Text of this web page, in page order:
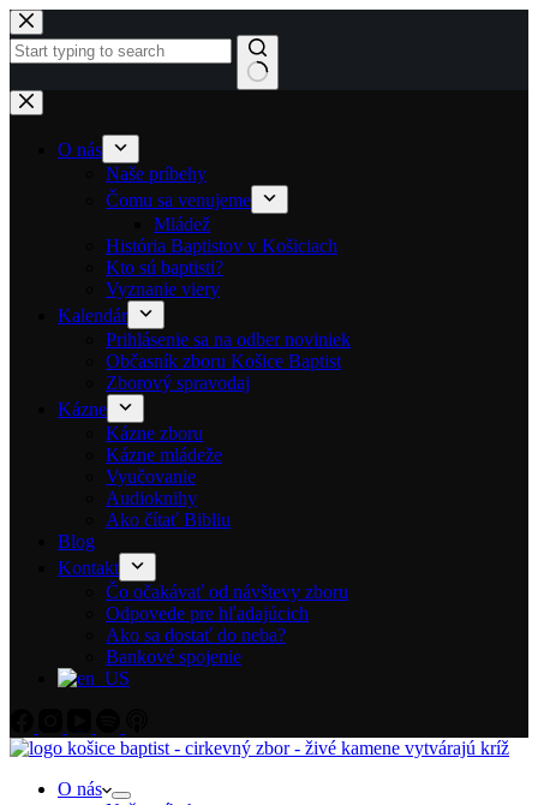
Skip to content
No results
O nás
Naše príbehy
Čomu sa venujeme
Mládež
História Baptistov v Košiciach
Kto sú baptisti?
Vyznanie viery
Kalendár
Prihlásenie sa na odber noviniek
Občasník zboru Košice Baptist
Zborový spravodaj
Kázne
Kázne zboru
Kázne mládeže
Vyučovanie
Audioknihy
Ako čítať Bibliu
Blog
Kontakt
Čo očakávať od návštevy zboru
Odpovede pre hľadajúcich
Ako sa dostať do neba?
Bankové spojenie
O nás